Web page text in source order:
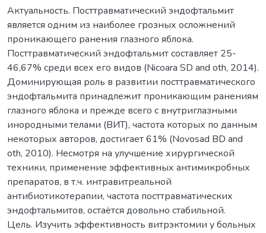
Актуальность. Посттравматический эндофтальмит
является одним из наиболее грозных осложнений
проникающего ранения глазного яблока.
Посттравматический эндофтальмит составляет 25-
46,67% среди всех его видов (Nicoara SD and oth, 2014).
Доминирующая роль в развитии посттравматического
эндофтальмита принадлежит проникающим ранениям
глазного яблока и прежде всего с внутриглазными
инородными телами (ВИТ), частота которых по данным
некоторых авторов, достигает 61% (Novosad BD and
oth, 2010). Несмотря на улучшение хирургической
техники, применение эффективных антимикробных
препаратов, в т.ч. интравитреальной
антибиотикотерапии, частота посттравматических
эндофтальмитов, остаётся довольно стабильной.
Цель. Изучить эффективность витрэктомии у больных